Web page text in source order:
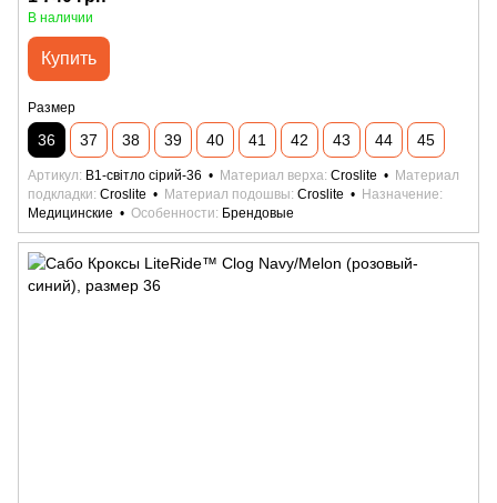
В наличии
Купить
Размер
36 37 38 39 40 41 42 43 44 45
Артикул B1-світло сірий-36 Материал верха Croslite
Материал
подкладки Croslite Материал подошвы Croslite
Назначение
Медицинские
Особенности Брендовые